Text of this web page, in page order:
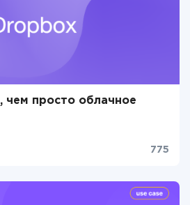
чем просто облачное
775